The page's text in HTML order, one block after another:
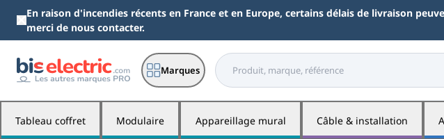
Aller au contenu principal
En raison d'incendies récents en France et en Europe, certains délais de livraison
de nous contacter.
Marques
Tableau coffret Modulaire Appareillage mural Câble & installation